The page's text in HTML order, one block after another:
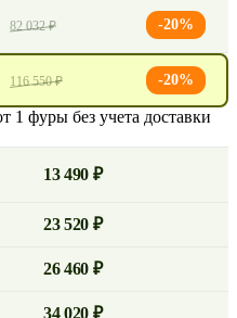
82 032 ₽ -20%
116 550 ₽ -20%
1 фуры без учета доставки
13 490 ₽
23 520 ₽
26 460 ₽
34 020 ₽